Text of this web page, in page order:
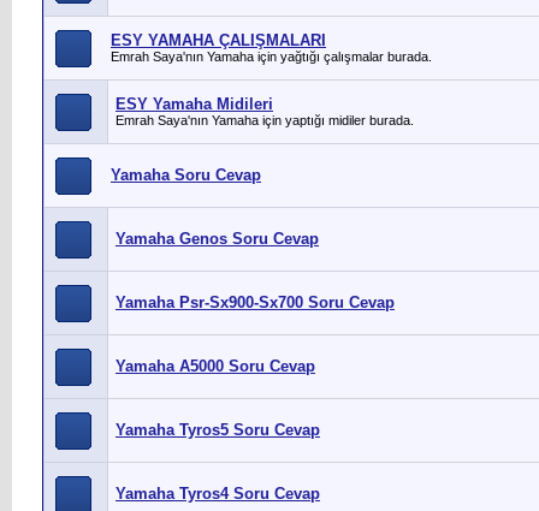
ESY YAMAHA ÇALIŞMALARI
Emrah Saya'nın Yamaha için yağtığı çalışmalar burada.
ESY Yamaha Midileri
Emrah Saya'nın Yamaha için yaptığı midiler burada.
Yamaha Soru Cevap
Yamaha Genos Soru Cevap
Yamaha Psr-Sx900-Sx700 Soru Cevap
Yamaha A5000 Soru Cevap
Yamaha Tyros5 Soru Cevap
Yamaha Tyros4 Soru Cevap